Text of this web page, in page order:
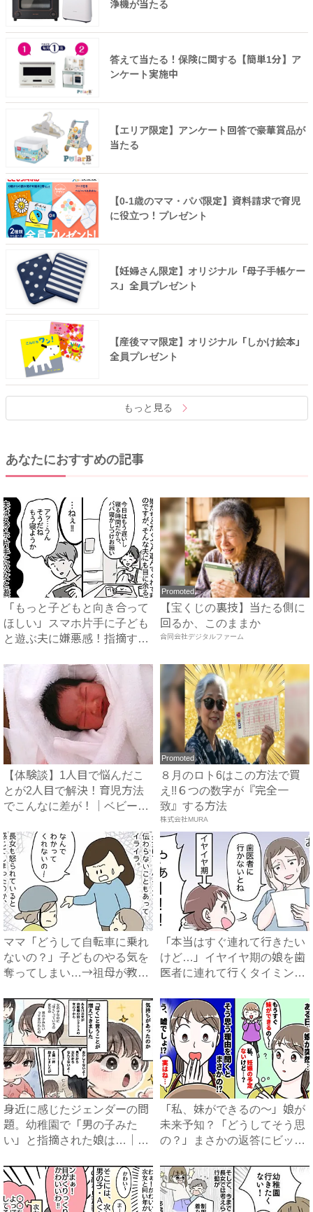
浄機が当たる
答えて当たる！保険に関する【簡単1分】ア
ンケート実施中
【エリア限定】アンケート回答で豪華賞品が
当たる
【0-1歳のママ・パパ限定】資料請求で育児
に役立つ！プレゼント
【妊婦さん限定】オリジナル「母子手帳ケー
ス」全員プレゼント
【産後ママ限定】オリジナル「しかけ絵本」
全員プレゼント
もっと見る
あなたにおすすめの記事
「もっと子どもと向き合って
ほしい」スマホ片手に子ども
と遊ぶ夫に嫌悪感！指摘する
Promoted
【宝くじの裏技】当たる側に
回るか、このままか
合同会社デジタルファーム
【体験談】1人目で悩んだこ
とが2人目で解決！育児方法
でこんなに差が！｜ベビーカ
Promoted
８月のロト6はこの方法で買
え!!６つの数字が『完全一
致』する方法
株式会社MURA
ママ「どうして自転車に乗れ
ないの？」子どものやる気を
奪ってしまい…→祖母が教え
「本当はすぐ連れて行きたい
けど…」イヤイヤ期の娘を歯
医者に連れて行くタイミング
身近に感じたジェンダーの問
題。幼稚園で「男の子みた
い」と指摘された娘は…｜ベ
「私、妹ができるの～」娘が
未来予知？「どうしてそう思
の？」まさかの返答にビック